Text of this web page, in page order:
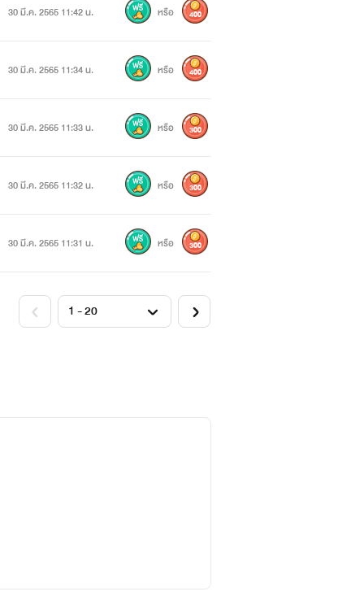
รกับรุ่นพี่จอมกะล่อน
30 มี.ค. 2565 11:42 น. หรือ 400
30 มี.ค. 2565 11:34 น. หรือ 400
30 มี.ค. 2565 11:33 น. หรือ 300
30 มี.ค. 2565 11:32 น. หรือ 300
30 มี.ค. 2565 11:31 น. หรือ 300